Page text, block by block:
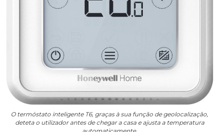
O termóstato inteligente T6, graças à sua função de geolocalização,
deteta o utilizador antes de chegar a casa e ajusta a temperatura